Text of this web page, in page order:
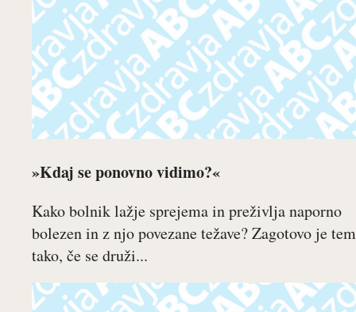
»Kdaj se ponovno vidimo?«
Kako bolnik lažje sprejema in preživlja naporno
bolezen in z njo povezane težave? Zagotovo je
tako, če se druži...